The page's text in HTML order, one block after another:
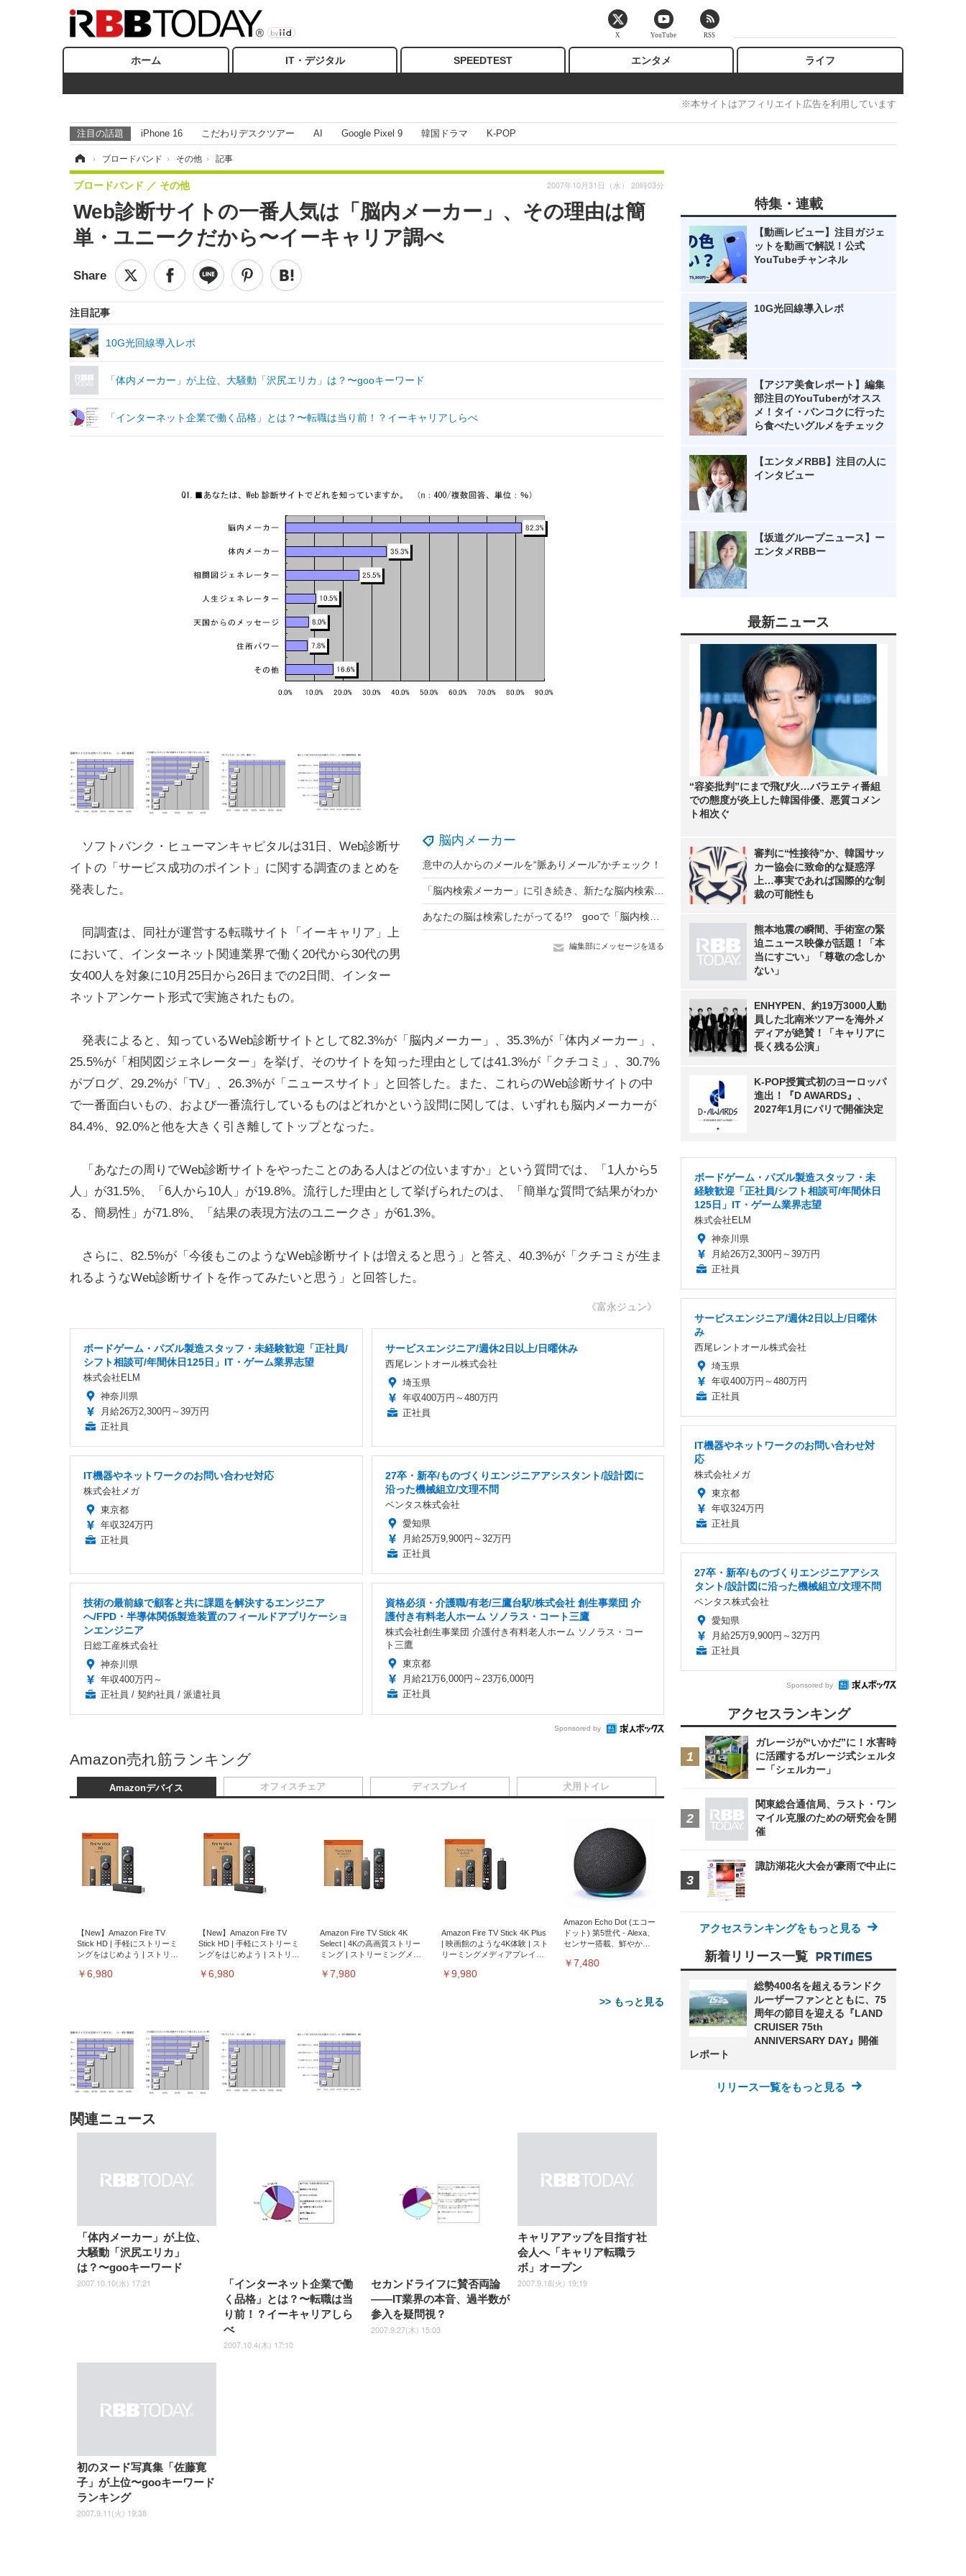
ホーム IT・デジタル SPEEDTEST エンタメ ライフ
※本サイトはアフィリエイト広告を利用しています
注目の話題 iPhone 16 こだわりデスクツアー AI Google Pixel 9 韓国ドラマ K-POP
› ブロードバンド › その他 › 記事
Web診断サイトの一番人気は「脳内メーカー」、その理由は簡
単・ユニークだから〜イーキャリア調べ
ブロードバンド その他 2007年10月31日（水） 20時03分
注目記事
10G光回線導入レポ
「体内メーカー」が上位、大騒動「沢尻エリカ」は？〜gooキーワード
「インターネット企業で働く品格」とは？〜転職は当り前！？イーキャリアしらべ
脳内メーカー
意中の人からのメールを“脈ありメール”かチェック！
編集部にメッセージを送る
ソフトバンク・ヒューマンキャピタルは31日、Web診断サ
イトの「サービス成功のポイント」に関する調査のまとめを
発表した。
同調査は、同社が運営する転職サイト「イーキャリア」上
において、インターネット関連業界で働く20代から30代の男
女400人を対象に10月25日から26日までの2日間、インター
ネットアンケート形式で実施されたもの。
発表によると、知っているWeb診断サイトとして82.3%が「脳内メーカー」、35.3%が「体内メーカー」、
25.5%が「相関図ジェネレーター」を挙げ、そのサイトを知った理由としては41.3%が「クチコミ」、30.7%
がブログ、29.2%が「TV」、26.3%が「ニュースサイト」と回答した。また、これらのWeb診断サイトの中
で一番面白いもの、および一番流行しているものはどれかという設問に関しては、いずれも脳内メーカーが
84.4%、92.0%と他を大きく引き離してトップとなった。
「あなたの周りでWeb診断サイトをやったことのある人はどの位いますか」という質問では、「1人から5
人」が31.5%、「6人から10人」が19.8%。流行した理由として挙げられたのは、「簡単な質問で結果がわか
る、簡易性」が71.8%、「結果の表現方法のユニークさ」が61.3%。
さらに、82.5%が「今後もこのようなWeb診断サイトは増えると思う」と答え、40.3%が「クチコミが生ま
れるようなWeb診断サイトを作ってみたいと思う」と回答した。
《富永ジュン》
ボードゲーム・パズル製造スタッフ・未経験歓迎「正社員/
シフト相談可/年間休日125日」IT・ゲーム業界志望
株式会社ELM
神奈川県
月給26万2,300円～39万円
正社員
サービスエンジニア/週休2日以上/日曜休み
西尾レントオール株式会社
埼玉県
年収400万円～480万円
正社員
IT機器やネットワークのお問い合わせ対応
株式会社メガ
東京都
年収324万円
正社員
27卒・新卒/ものづくりエンジニアアシスタント/設計図に
沿った機械組立/文理不問
ベンタス株式会社
愛知県
月給25万9,900円～32万円
正社員
技術の最前線で顧客と共に課題を解決するエンジニア
へ/FPD・半導体関係製造装置のフィールドアプリケーショ
ンエンジニア
日総工産株式会社
神奈川県
年収400万円～
正社員 / 契約社員 / 派遣社員
資格必須・介護職/有老/三鷹台駅/株式会社 創生事業団 介
護付き有料老人ホーム ソノラス・コート三鷹
株式会社創生事業団 介護付き有料老人ホーム ソノラス・コー
ト三鷹
東京都
月給21万6,000円～23万6,000円
正社員
Sponsored by
Amazon売れ筋ランキング
Amazonデバイス
【New】Amazon Fire TV
Stick HD | 手軽にストリーミ
ングをはじめよう | ストリー
￥6,980
【New】Amazon Fire TV
Stick HD | 手軽にストリーミ
ングをはじめよう | ストリー
￥6,980
Amazon Fire TV Stick 4K
Select | 4Kの高画質ストリー
ミング | ストリーミングメデ
￥7,980
Amazon Fire TV Stick 4K Plus
| 映画館のような4K体験 | スト
リーミングメディアプレイヤ
￥9,980
Amazon Echo Dot (エコー
ドット) 第5世代 - Alexa、
センサー搭載、鮮やかな
￥7,480
>> もっと見る
オフィスチェア
ト 約105度ロッキング pc 事務
椅子 360度回転 座面昇降 強化
￥5,699
子 腰サポート 90度跳ね上げ
式アームレスト 3Dヘッドレス
ト ハンガー付き 高反発クッシ
ョン PCチェア 通気性メッシ
￥7,680
ロッキング機能 人間工学 椅子
腰サポート 90度跳ね上げ式ア
ームレスト 3Dヘッドレスト
ハンガー付き 高反発クッショ
ン PCチェア 通気性メッシュ
ゃれ パソコンチェア (ホワイ
￥7,680
ス圧無段階昇降 360度回
￥4,139
ディスプレイ
￥105,595
スピーカー内蔵 高さ調整 ス
イベル VESA対応
ComfortView ビジネス向け
【MiniLED/24.5inch/280Hz/FHD】
1ms FHD 量子ドット 残像低減 (3
年保証 | 輝点保証 | 日本メーカー)
￥34,980
犬用トイレ
￥3,373
ワイド 100枚入 (x 1) (ケース
販売)
￥3,670 ￥3,731
関連ニュース
「体内メーカー」が上位、
大騒動「沢尻エリカ」
は？〜gooキーワード
2007.10.10(水) 17:21
「インターネット企業で働
く品格」とは？〜転職は当
り前！？イーキャリアしら
べ
2007.10.4(木) 17:10
セカンドライフに賛否両論
——IT業界の本音、過半数が
参入を疑問視？
2007.9.27(木) 15:03
キャリアアップを目指す社
会人へ「キャリア転職ラ
ボ」オープン
2007.9.18(火) 19:19
初のヌード写真集「佐藤寛
子」が上位〜gooキーワード
ランキング
2007.9.11(火) 19:38
特集・連載
【動画レビュー】注目ガジェ
ットを動画で解説！公式
YouTubeチャンネル
10G光回線導入レポ
【アジア美食レポート】編集
部注目のYouTuberがオスス
メ！タイ・バンコクに行った
ら食べたいグルメをチェック
【エンタメRBB】注目の人に
インタビュー
【坂道グループニュース】ー
エンタメRBBー
最新ニュース
“容姿批判”にまで飛び火…バラエティ番組
での態度が炎上した韓国俳優、悪質コメン
ト相次ぐ
審判に“性接待”か、韓国サッ
カー協会に致命的な疑惑浮
上…事実であれば国際的な制
裁の可能性も
熊本地震の瞬間、手術室の緊
迫ニュース映像が話題！「本
当にすごい」「尊敬の念しか
ない」
ENHYPEN、約19万3000人動
員した北南米ツアーを海外メ
ディアが絶賛！「キャリアに
長く残る公演」
K-POP授賞式初のヨーロッパ
進出！『D AWARDS』、
2027年1月にパリで開催決定
ボードゲーム・パズル製造スタッフ・未
経験歓迎「正社員/シフト相談可/年間休日
125日」IT・ゲーム業界志望
株式会社ELM
神奈川県
月給26万2,300円～39万円
正社員
サービスエンジニア/週休2日以上/日曜休
み
西尾レントオール株式会社
埼玉県
年収400万円～480万円
正社員
IT機器やネットワークのお問い合わせ対
応
株式会社メガ
東京都
年収324万円
正社員
27卒・新卒/ものづくりエンジニアアシス
タント/設計図に沿った機械組立/文理不問
ベンタス株式会社
愛知県
月給25万9,900円～32万円
正社員
Sponsored by
アクセスランキング
ガレージが“いかだ”に！水害時
に活躍するガレージ式シェルタ
ー「シェルカー」
関東総合通信局、ラスト・ワン
マイル克服のための研究会を開
催
諏訪湖花火大会が豪雨で中止に
アクセスランキングをもっと見る
新着リリース一覧
総勢400名を超えるランドク
ルーザーファンとともに、75
周年の節目を迎える『LAND
CRUISER 75th
ANNIVERSARY DAY』開催
レポート
リリース一覧をもっと見る
X YouTube RSS